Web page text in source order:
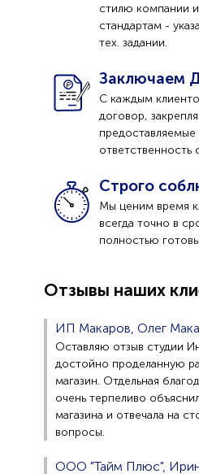
стилю компании
стандартам -
тех. задании.
Заключаем
С каждым
договор,
предоставляемые
ответственность
Строго
Мы ценим время
всегда точно в
полностью
Отзывы наших
ИП Макаров, Олег
Оставляю отзыв студии
достойно проделанную
магазин. Отдельная
очень терпеливо
магазина и отвечала на
вопросы.
ООО "Тайм Плюс",